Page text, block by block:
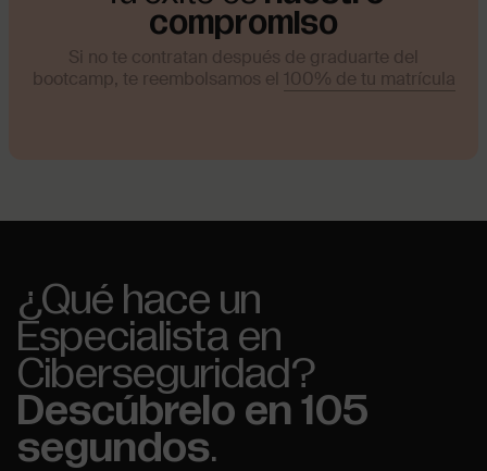
compromiso
Si no te contratan después de graduarte del
bootcamp, te reembolsamos el 100% de tu matrícula
¿Qué hace un
Especialista en
Ciberseguridad?
Descúbrelo en 105
segundos.